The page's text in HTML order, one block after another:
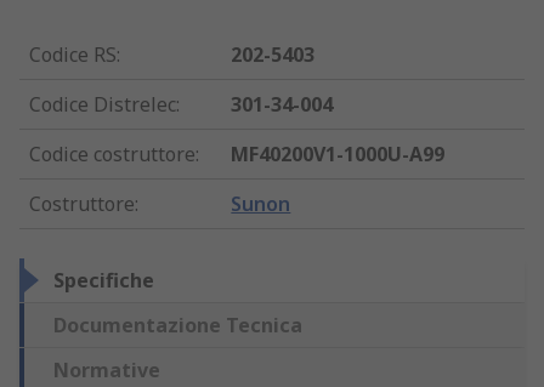
Codice RS:
202-5403
Codice Distrelec:
301-34-004
Codice costruttore:
MF40200V1-1000U-A99
Costruttore: Sunon
Specifiche
Documentazione Tecnica
Normative